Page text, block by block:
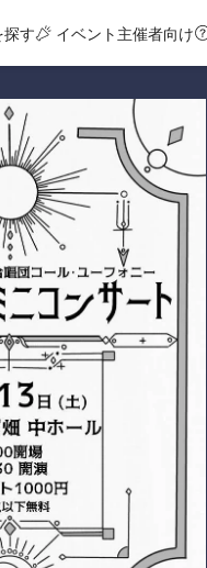
探す イベント主催者向け